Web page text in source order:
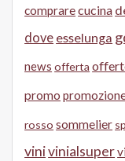
comprarecucina
dove esselunga
news offerta
promo
rosso sommelier
vinivinialsuper